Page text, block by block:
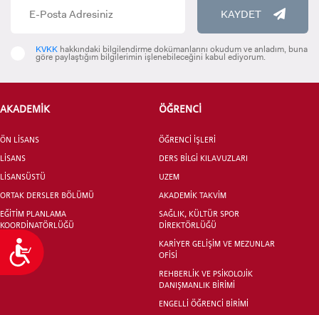
Ulaşılabilirlik
KAYDET
KVKK hakkındaki bilgilendirme dokümanlarını okudum ve anladım, buna
göre paylaştığım bilgilerimin işlenebileceğini kabul ediyorum.
AKADEMİK
ÖN LİSANS
LİSANS
LİSANSÜSTÜ
ORTAK DERSLER BÖLÜMÜ
EĞİTİM PLANLAMA
KOORDİNATÖRLÜĞÜ
ÖĞRENCİ
ÖĞRENCİ İŞLERİ
DERS BİLGİ KILAVUZLARI
UZEM
AKADEMİK TAKVİM
SAĞLIK, KÜLTÜR SPOR
DİREKTÖRLÜĞÜ
KARİYER GELİŞİM VE MEZUNLAR
OFİSİ
REHBERLİK VE PSİKOLOJİK
DANIŞMANLIK BİRİMİ
ENGELLİ ÖĞRENCİ BİRİMİ